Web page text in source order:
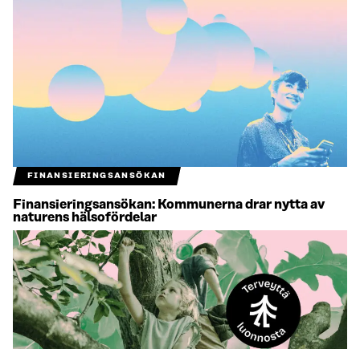
FINANSIERINGSANSÖKAN
Finansieringsansökan: Kommunerna drar nytta av
naturens hälsofördelar